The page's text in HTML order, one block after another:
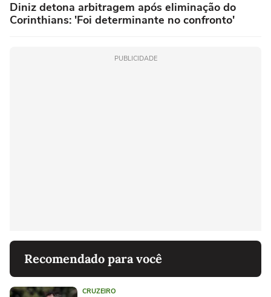
Diniz detona arbitragem após eliminação do
Corinthians: 'Foi determinante no confronto'
PUBLICIDADE
Recomendado para você
CRUZEIRO